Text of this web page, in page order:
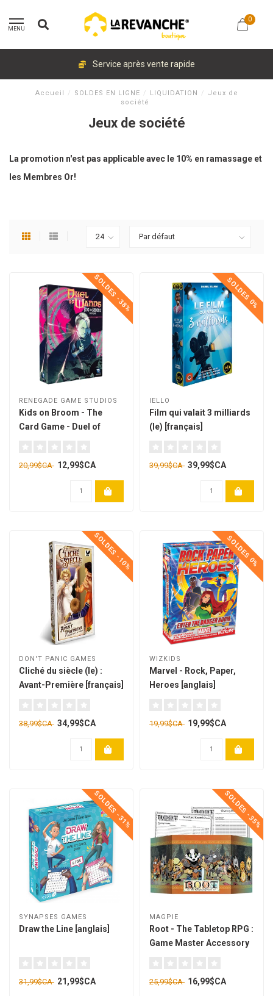
MENU
0
Service après vente rapide
Accueil / SOLDES EN LIGNE / LIQUIDATION /
Jeux de
société
Jeux de société
La promotion n'est pas applicable avec le 10% en ramassage et
les Membres Or!
SOLDES -38%
RENEGADE GAME STUDIOS
Kids on Broom - The
Card Game - Duel of
20,99$CA 12,99$CA
SOLDES 0%
IELLO
Film qui valait 3 milliards
(le) [français]
39,99$CA 39,99$CA
SOLDES -10%
DON'T PANIC GAMES
Cliché du siècle (le) :
Avant-Première [français]
38,99$CA 34,99$CA
SOLDES 0%
WIZKIDS
Marvel - Rock, Paper,
Heroes [anglais]
19,99$CA 19,99$CA
SOLDES -31%
SYNAPSES GAMES
Draw the Line [anglais]
31,99$CA 21,99$CA
SOLDES -35%
MAGPIE
Root - The Tabletop RPG :
Game Master Accessory
25,99$CA 16,99$CA